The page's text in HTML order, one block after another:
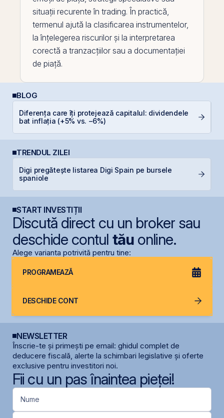
situații recurente în trading. În practică,
termenul ajută la clasificarea instrumentelor,
la înțelegerea riscurilor și la interpretarea
corectă a tranzacțiilor sau a documentației
de piață.
BLOG
Diferența care îți protejează capitalul: dividendele
bat inflația (+5% vs. −6%)
TRENDUL ZILEI
Digi pregătește listarea Digi Spain pe bursele
spaniole
START INVESTIȚII
Discută direct cu un broker sau
deschide contul tăuonline.
Alege varianta potrivită pentru tine:
PROGRAMEAZĂ
DESCHIDE CONT
NEWSLETTER
Înscrie-te și primești pe email: ghidul complet de
deducere fiscală, alerte la schimbari legislative și oferte
exclusive pentru investitori noi.
Fii cu un pas înaintea pieței!
Nume